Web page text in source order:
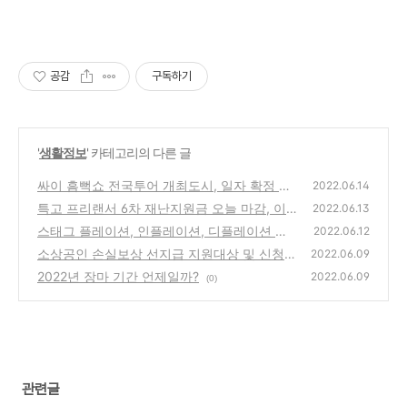
공감 구독하기
'생활정보' 카테고리의 다른 글
싸이 흠뻑쇼 전국투어 개최도시, 일자 확정 안
내
(1)
2022.06.14
특고 프리랜서 6차 재난지원금 오늘 마감, 이
의신청은?
(0)
2022.06.13
스태그 플레이션, 인플레이션, 디플레이션 의
미 알아보기
(0)
2022.06.12
소상공인 손실보상 선지급 지원대상 및 신청방
법
(0)
2022.06.09
2022년 장마 기간 언제일까? (0) 2022.06.09
관련글